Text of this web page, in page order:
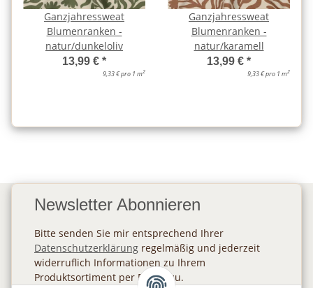
Ganzjahressweat
Blumenranken -
natur/dunkeloliv
13,99 € *
9,33 € pro 1 m2
Ganzjahressweat
Blumenranken -
natur/karamell
13,99 € *
9,33 € pro 1 m2
Newsletter Abonnieren
Bitte senden Sie mir entsprechend Ihrer
Datenschutzerklärung regelmäßig und jederzeit
widerruflich Informationen zu Ihrem
Produktsortiment per E-Mail zu.